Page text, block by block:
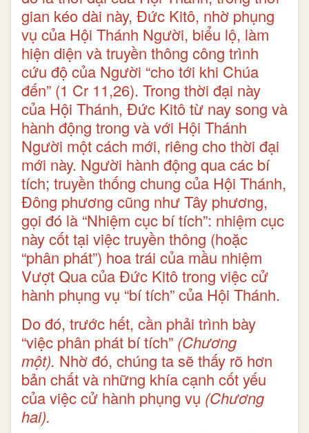
gian kéo dài này, Đức Kitô, nhờ phụng
vụ của Hội Thánh Người, biểu lộ, làm
hiện diện và truyền thông công trình
cứu độ của Người “cho tới khi Chúa
đến” (1 Cr 11,26). Trong thời đại này
của Hội Thánh, Đức Kitô từ nay song và
hành động trong và với Hội Thánh
Người một cách mới, riêng cho thời đại
mới này. Người hành động qua các bí
tích; truyền thống chung của Hội Thánh,
Đông phương cũng như Tây phương,
gọi đó là “Nhiệm cục bí tích”: nhiệm cục
này cốt tại việc truyền thông (hoặc
“phân phát”) hoa trái của mầu nhiệm
Vượt Qua của Đức Kitô trong việc cử
hành phụng vụ “bí tích” của Hội Thánh.
Do đó, trước hết, cần phải trình bày
“việc phân phát bí tích” (Chương
một). Nhờ đó, chúng ta sẽ thấy rõ hơn
bản chất và những khía cạnh cốt yếu
của việc cử hành phụng vụ (Chương
hai).